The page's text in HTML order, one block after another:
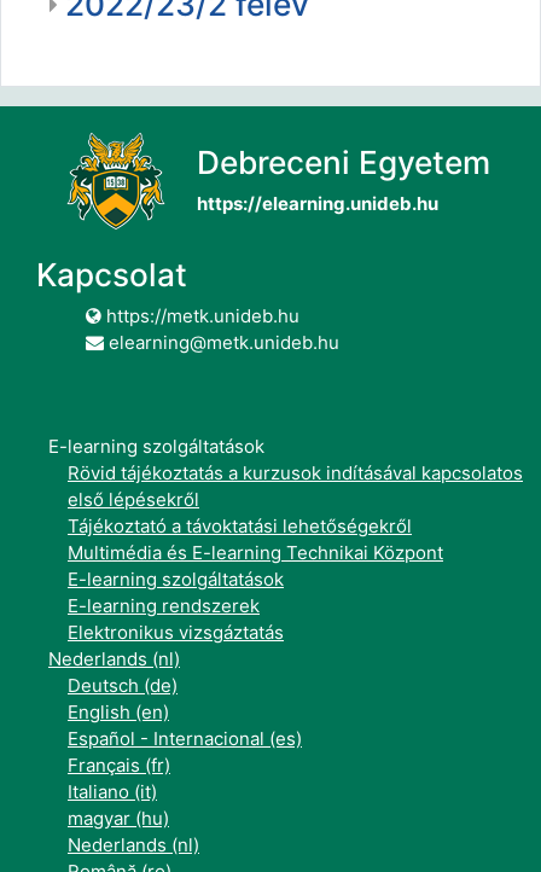
Debreceni Egyetem
https://elearning.unideb.hu
Kapcsolat
https://metk.unideb.hu
elearning@metk.unideb.hu
E-learning szolgáltatások
Rövid tájékoztatás a kurzusok indításával kapcsolatos
első lépésekről
Tájékoztató a távoktatási lehetőségekről
Multimédia és E-learning Technikai Központ
E-learning szolgáltatások
E-learning rendszerek
Elektronikus vizsgáztatás
Nederlands ‎(nl)‎
Deutsch ‎(de)‎
English ‎(en)‎
Español - Internacional ‎(es)‎
Français ‎(fr)‎
Italiano ‎(it)‎
magyar ‎(hu)‎
Nederlands ‎(nl)‎